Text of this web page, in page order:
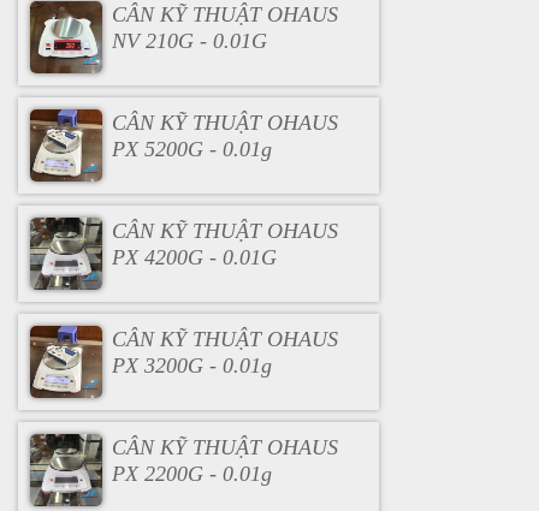
CÂN KỸ THUẬT OHAUS
NV 210G - 0.01G
CÂN KỸ THUẬT OHAUS
PX 5200G - 0.01g
CÂN KỸ THUẬT OHAUS
PX 4200G - 0.01G
CÂN KỸ THUẬT OHAUS
PX 3200G - 0.01g
CÂN KỸ THUẬT OHAUS
PX 2200G - 0.01g